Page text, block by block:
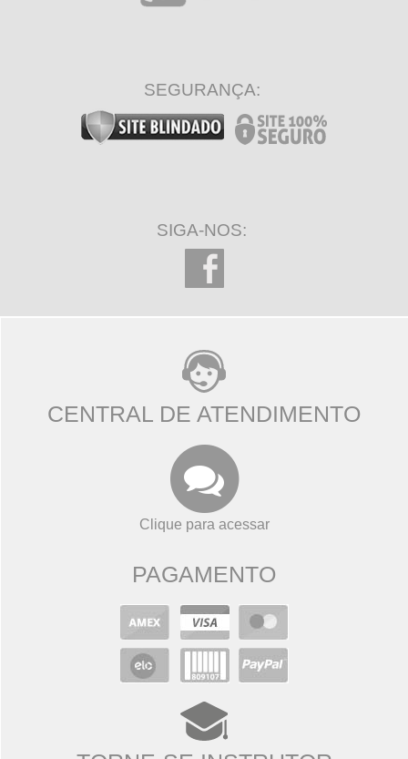
SEGURANÇA:
SIGA-NOS:
CENTRAL DE ATENDIMENTO
Clique para acessar
PAGAMENTO